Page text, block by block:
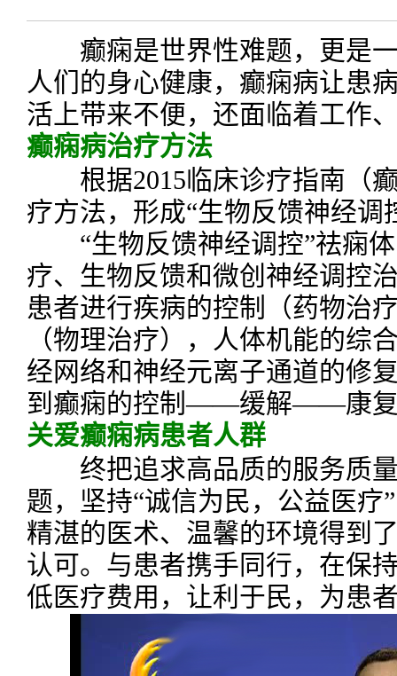
癫痫是世界性难题，更是一
人们的身心健康，癫痫病让患
活上带来不便，还面临着工作
癫痫病治疗方法
根据2015临床诊疗指南（癫
疗方法，形成“生物反馈神经调
“生物反馈神经调控”祛痫体
疗、生物反馈和微创神经调控
患者进行疾病的控制（药物治
（物理治疗），人体机能的综
经网络和神经元离子通道的修
到癫痫的控制——缓解——康复
关爱癫痫病患者人群
终把追求高品质的服务质量
题，坚持“诚信为民，公益医疗
精湛的医术、温馨的环境得到
认可。与患者携手同行，在保
低医疗费用，让利于民，为患